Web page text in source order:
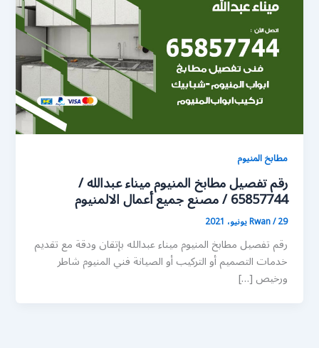
مطابخ المنيوم
رقم تفصيل مطابخ المنيوم ميناء عبدالله /
65857744 / مصنع جميع أعمال الالمنيوم
Rwan/29 يونيو، 2021
رقم تفصيل مطابخ المنيوم ميناء عبدالله بإتقان ودقة مع تقديم
خدمات التصميم أو التركيب أو الصيانة فني المنيوم شاطر
ورخيص […]